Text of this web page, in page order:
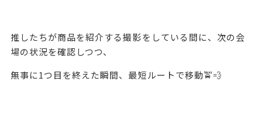
推したちが商品を紹介する撮影をしている間に、次の会
場の状況を確認しつつ、
無事に1つ目を終えた瞬間、最短ルートで移動🚖💨